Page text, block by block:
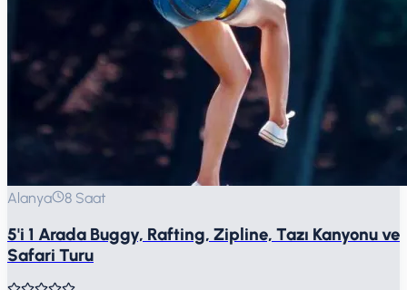
Alanya 8 Saat
5'i 1 Arada Buggy, Rafting, Zipline, Tazı Kanyonu ve
Safari Turu